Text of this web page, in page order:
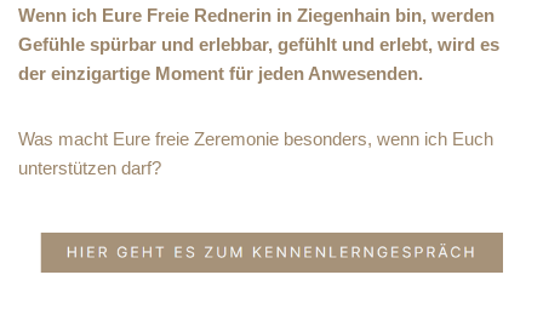
Wenn ich Eure Freie Rednerin in Ziegenhain bin, werden
Gefühle spürbar und erlebbar, gefühlt und erlebt, wird es
der einzigartige Moment für jeden Anwesenden.
Was macht Eure freie Zeremonie besonders, wenn ich Euch
unterstützen darf?